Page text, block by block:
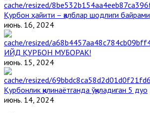
Қурбон ҳайити – қалблар шодлиги байрами
июнь. 16, 2024
ИЙД ҚУРБОН МУБОРАК!
июнь. 15, 2024
Қурбонлик қилинаётганда ўқиладиган 5 дуо
июнь. 14, 2024